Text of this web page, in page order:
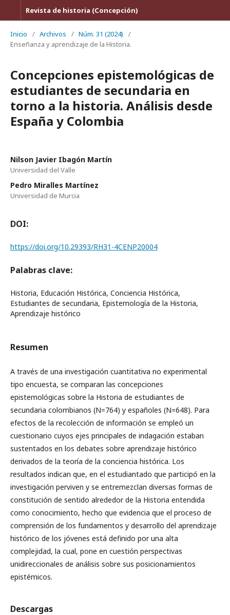
Revista de historia (Concepción)
Inicio / Archivos / Núm. 31 (2024)
/
Enseñanza y aprendizaje de la Historia.
Concepciones epistemológicas de
estudiantes de secundaria en
torno a la historia. Análisis desde
España y Colombia
Nilson Javier Ibagón Martín
Universidad del Valle
Pedro Miralles Martínez
Universidad de Murcia
DOI:
https://doi.org/10.29393/RH31-4CENP20004
Palabras clave:
Historia, Educación Histórica, Conciencia Histórica,
Estudiantes de secundaria, Epistemología de la Historia,
Aprendizaje histórico
Resumen
A través de una investigación cuantitativa no experimental
tipo encuesta, se comparan las concepciones
epistemológicas sobre la Historia de estudiantes de
secundaria colombianos (N=764) y españoles (N=648). Para
efectos de la recolección de información se empleó un
cuestionario cuyos ejes principales de indagación estaban
sustentados en los debates sobre aprendizaje histórico
derivados de la teoría de la conciencia histórica. Los
resultados indican que, en el estudiantado que participó en la
investigación perviven y se entremezclan diversas formas de
constitución de sentido alrededor de la Historia entendida
como conocimiento, hecho que evidencia que el proceso de
comprensión de los fundamentos y desarrollo del aprendizaje
histórico de los jóvenes está definido por una alta
complejidad, la cual, pone en cuestión perspectivas
unidireccionales de análisis sobre sus posicionamientos
epistémicos.
Descargas